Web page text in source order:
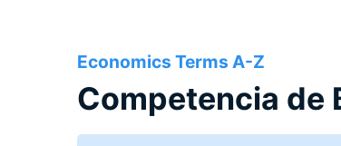
Economics Terms A-Z
Competencia de